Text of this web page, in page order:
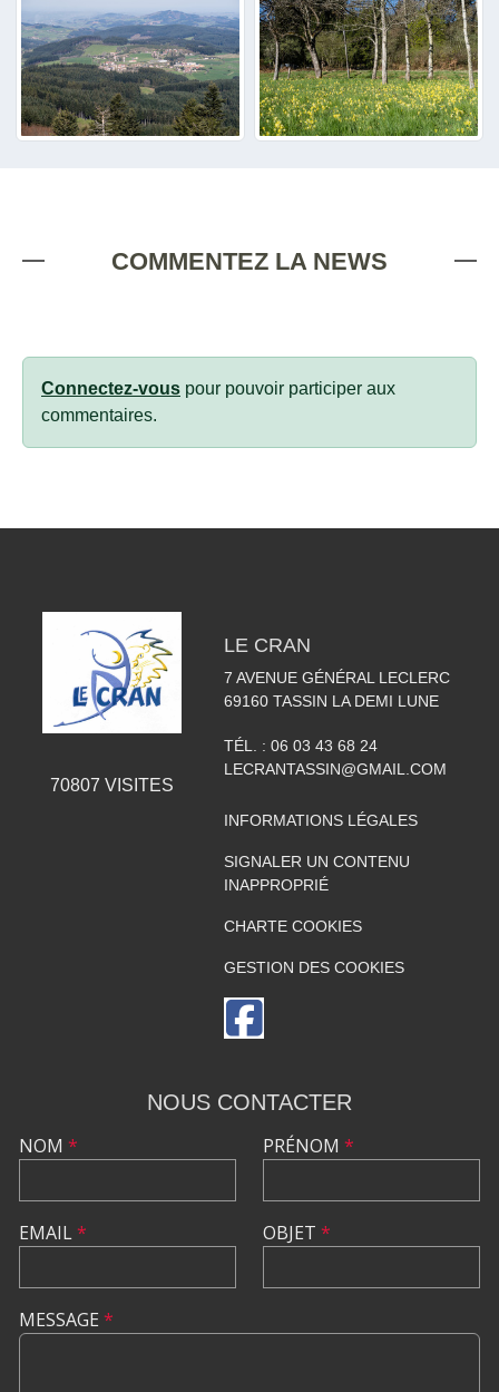
COMMENTEZ LA NEWS
Connectez-vous pour pouvoir participer aux
commentaires.
70807 VISITES
LE CRAN
7 AVENUE GÉNÉRAL LECLERC
69160 TASSIN LA DEMI LUNE
TÉL. : 06 03 43 68 24
LECRANTASSIN@GMAIL.COM
INFORMATIONS LÉGALES
SIGNALER UN CONTENU
INAPPROPRIÉ
CHARTE COOKIES
GESTION DES COOKIES
NOUS CONTACTER
NOM *
EMAIL*
PRÉNOM *
OBJET *
MESSAGE *